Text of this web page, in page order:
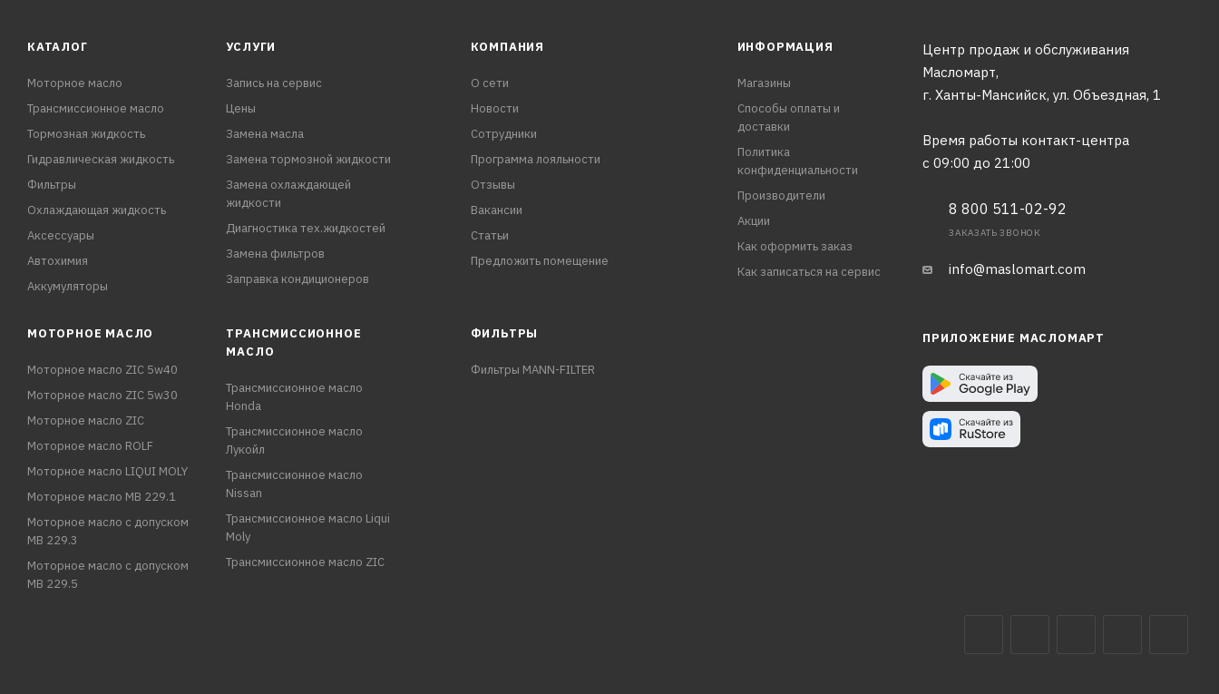
КАТАЛОГ
Моторное масло
Трансмиссионное масло
Тормозная жидкость
Гидравлическая жидкость
Фильтры
Охлаждающая жидкость
Аксессуары
Автохимия
Аккумуляторы
УСЛУГИ
Запись на сервис
Цены
Замена масла
Замена тормозной жидкости
Замена охлаждающей
жидкости
Диагностика тех.жидкостей
Замена фильтров
Заправка кондиционеров
КОМПАНИЯ
О сети
Новости
Сотрудники
Программа лояльности
Отзывы
Вакансии
Статьи
Предложить помещение
ИНФОРМАЦИЯ
Магазины
Способы оплаты и
доставки
Политика
конфиденциальности
Производители
Акции
Как оформить заказ
Как записаться на сервис
Центр продаж и обслуживания
Масломарт,
г. Ханты-Мансийск, ул. Объездная, 1
Время работы контакт-центра
с 09:00 до 21:00
8 800 511-02-92
ЗАКАЗАТЬ ЗВОНОК
info@maslomart.com
МОТОРНОЕ МАСЛО
Моторное масло ZIC 5w40
Моторное масло ZIC 5w30
Моторное масло ZIC
Моторное масло ROLF
Моторное масло LIQUI MOLY
Моторное масло MB 229.1
Моторное масло с допуском
MB 229.3
Моторное масло с допуском
MB 229.5
ТРАНСМИССИОННОЕ
МАСЛО
Трансмиссионное масло
Honda
Трансмиссионное масло
Лукойл
Трансмиссионное масло
Nissan
Трансмиссионное масло Liqui
Moly
Трансмиссионное масло ZIC
ФИЛЬТРЫ
Фильтры MANN-FILTER
ПРИЛОЖЕНИЕ МАСЛОМАРТ